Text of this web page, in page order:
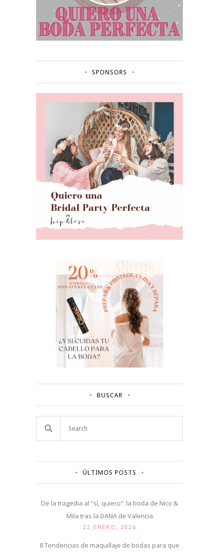
SPONSORS
BUSCAR
ÚLTIMOS POSTS
De la tragedia al “sí, quiero”: la boda de Nico &
Mila tras la DANA de Valencia
22 ENERO, 2026
8 Tendencias de maquillaje de bodas para que